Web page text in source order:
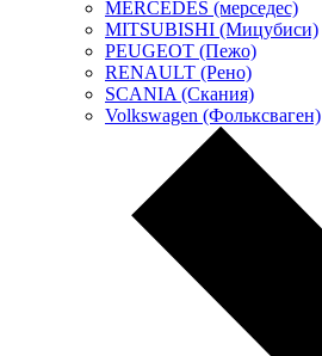
MERCEDES (мерседес)
MITSUBISHI (Мицубиси)
PEUGEOT (Пежо)
RENAULT (Рено)
SCANIA (Скания)
Volkswagen (Фольксваген)